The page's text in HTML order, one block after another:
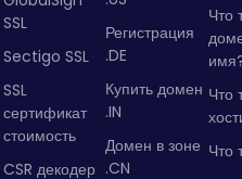
SSL
Sectigo SSL
SSL
сертификат
стоимость
CSR декодер
Регистрация
.DE
Купить домен
.IN
Домен в зоне
.CN
Что
Что
Что